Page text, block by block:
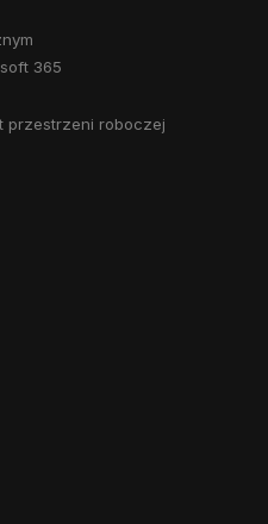
365
przestrzeni roboczej